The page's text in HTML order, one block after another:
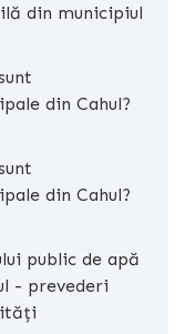
din municipiul
din Cahul?
din Cahul?
public de apă
- prevederi